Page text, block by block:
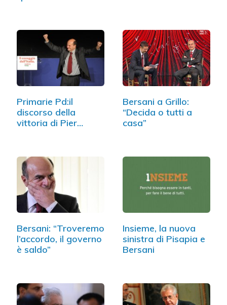
Primarie Pd:il
discorso della
vittoria di Pier
Bersani a Grillo:
“Decida o tutti a
casa”
Bersani: “Troveremo
l’accordo, il governo
è saldo”
Insieme, la nuova
sinistra di Pisapia e
Bersani